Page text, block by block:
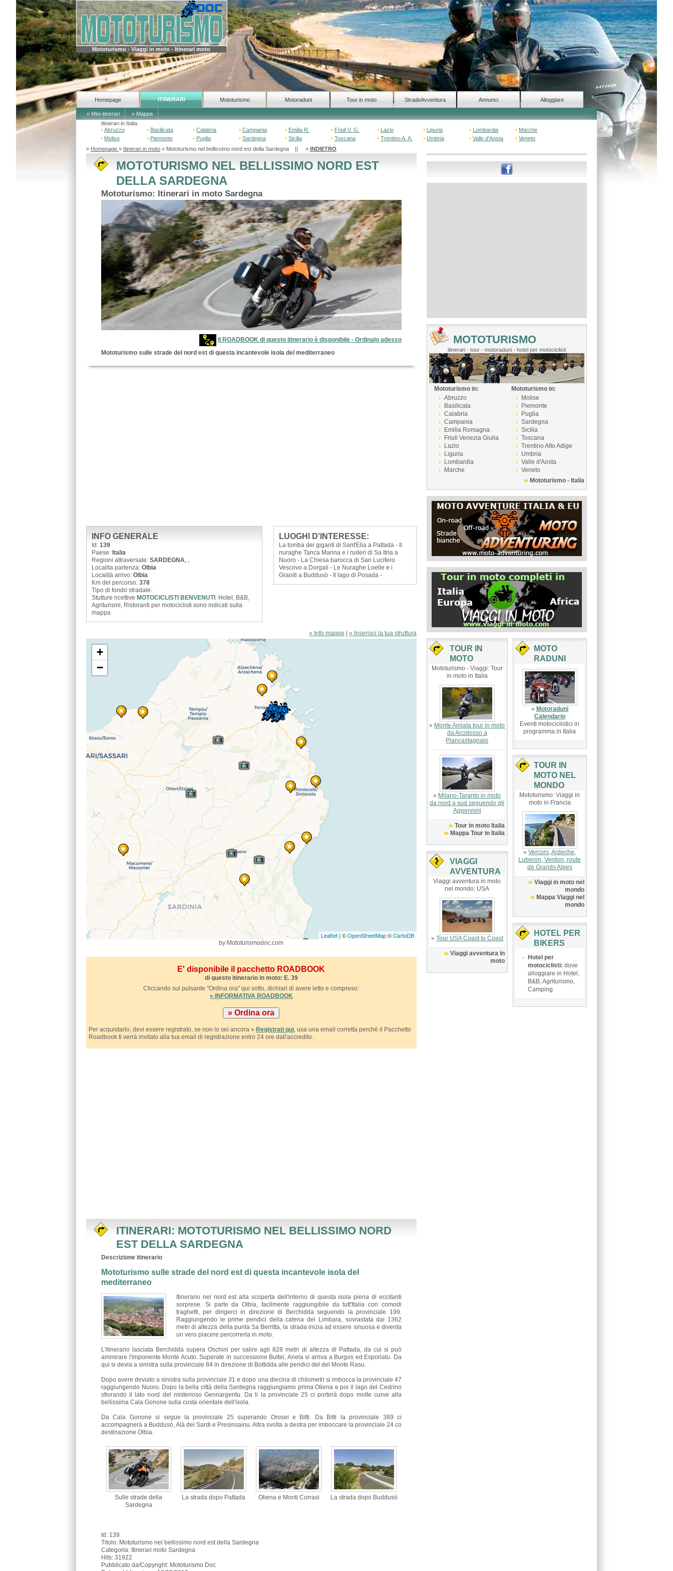
Mototurismo - Viaggi in moto - Itinerari moto
Homepage ITINERARI Mototurismo Motoraduni Tour in moto StradeAvventura Annunci Alloggiare
» Mini itinerari
» Mappa
Itinerari in Italia:
Abruzzo
Basilicata Calabria Campania Emilia R. Friuli V. G. Lazio Liguria Lombardia
Marche
Molise
Piemonte Puglia Sardegna Sicilia Toscana Trentino A. A. Umbria Valle d'Aosta
Veneto
» Homepage » Itinerari in moto» Mototurismo nel bellissimo nord est della Sardegna || » INDIETRO
MOTOTURISMO NEL BELLISSIMO NORD EST
DELLA SARDEGNA
Mototurismo: Itinerari in moto Sardegna
Il ROADBOOK di questo itinerario è disponibile - Ordinalo adesso
Mototurismo sulle strade del nord est di questa incantevole isola del mediterraneo
INFO GENERALE
Id: 139
Paese: Italia
Regioni attraversate: SARDEGNA, ,
Localita partenza: Olbia
Località arrivo: Olbia
Km del percorso: 378
Tipo di fondo stradale:
Stutture ricettive MOTOCICLISTI BENVENUTI : Hotel, B&B,
Agriturismi, Ristoranti per motociclisti sono indicati sulla
mappa
LUOGHI D'INTERESSE:
La tomba dei giganti di Sant'Elia a Pattada - Il
nuraghe Tanca Manna e i ruderi di Sa Itria a
Nuoro - La Chiesa barocca di San Lucifero
Vescovo a Dorgali - Le Nuraghe Loelle e i
Graniti a Buddusò - Il lago di Posada -
» Info mappe » Inserisci la tua struttura
+
−
Leaflet| ©OpenStreetMap©CartoDB
by Mototurismodoc.com
E' disponibile il pacchetto ROADBOOK
di questo itinerario in moto: E. 39
Cliccando sul pulsante "Ordina ora" qui sotto, dichiari di avere letto e compreso:
» INFORMATIVA ROADBOOK
Per acquistarlo, devi essere registrato, se non lo sei ancora » Registrati qui, usa una email corretta perchè il Pacchetto
Roadbook ti verrà invitato alla tua email di registrazione entro 24 ore dall'accredito.
ITINERARI: MOTOTURISMO NEL BELLISSIMO NORD
EST DELLA SARDEGNA
Descrizione itinerario
Mototurismo sulle strade del nord est di questa incantevole isola del
mediterraneo
Itinerario nel nord est alla scoperta dell'interno di questa isola piena di eccitanti
sorprese. Si parte da Olbia, facilmente raggiungibile da tutt'Italia con comodi
traghetti, per dirigerci in direzione di Berchidda seguendo la provinciale 199.
Raggiungendo le prime pendici della catena del Limbara, sovrastata dai 1362
metri di altezza della punta Sa Berritta, la strada inizia ad essere sinuosa e diventa
un vero piacere percorrerla in moto.
L'itinerario lasciata Berchidda supera Oschini per salire agli 828 metri di altezza di Pattada, da cui si può
ammirare l'imponente Monte Acuto. Superate in successione Bultei, Anela si arriva a Burgos ed Esporlatu. Da
qui si devia a sinistra sulla provinciale 84 in direzione di Bottidda alle pendici del del Monte Rasu.
Dopo avere deviato a sinistra sulla provinciale 31 e dopo una diecina di chilometri si imbocca la provinciale 47
raggiungendo Nuoro. Dopo la bella città della Sardegna raggiungiamo prima Oliena e poi il lago del Cedrino
sfiorando il lato nord del misterioso Gennargentu. Da li la provinciale 25 ci porterà dopo molte curve alla
bellissima Cala Gonone sulla costa orientale dell'isola.
Da Cala Gonone si segue la provinciale 25 superando Orosei e Bitti. Da Bitti la provinciale 389 ci
accompagnerà a Buddusò, Alà dei Sardi e Presinsainu. Altra svolta a destra per imboccare la provinciale 24 co
destinazione Olbia.
Sulle strade della
Sardegna
La strada dopo Pattada Oliena e Monti Corrasi La strada dopo Buddusò
Id: 139
Titolo: Mototurismo nel bellissimo nord est della Sardegna
Categoria: Itinerari moto Sardegna
Hits: 31922
Pubblicato da/Copyright: Mototurismo Doc
MOTOTURISMO
itinerari - tour - motoraduni - hotel per motociclisti
Mototurismo in:
Abruzzo
Basilicata
Calabria
Campania
Emilia Romagna
Friuli Venezia Giulia
Lazio
Liguria
Lombardia
Marche
Mototurismo in:
Molise
Piemonte
Puglia
Sardegna
Sicilia
Toscana
Trentino Alto Adige
Umbria
Valle d'Aosta
Veneto
Mototurismo - Italia
TOUR IN
MOTO
Mototurismo - Viaggi: Tour
in moto in Italia
» Monte Amiata tour in moto
da Arcidosso a
Piancastagnaio
» Milano-Taranto in moto
da nord a sud seguendo gli
Appennini
Tour in moto Italia
Mappa Tour in Italia
VIAGGI
AVVENTURA
Viaggi avventura in moto
nel mondo: USA
» Tour USA Coast to Coast
Viaggi avventura in
moto
MOTO
RADUNI
» Motoraduni
Calendario
Eventi motociclistici in
programma in Italia
TOUR IN
MOTO NEL
MONDO
Mototurismo: Viaggi in
moto in Francia
»Vercors, Ardeche,
Luberon, Verdon, route
de Grands Alpes
Viaggi in moto nel
mondo
Mappa Viaggi nel
mondo
HOTEL PER
BIKERS
Hotel per
motociclisti: dove
alloggiare in Hotel,
B&B, Agriturismo,
Camping